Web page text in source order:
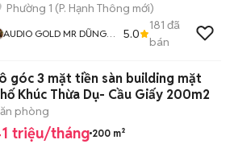
Phường 1 (P. Hạnh Thông mới)
AUDIO GOLD MR DŨNG
5.0
181 đã
bán
góc 3 mặt tiền sàn building mặt
Khúc Thừa Dụ- Cầu Giấy 200m2
phòng
triệu/tháng 200 m²